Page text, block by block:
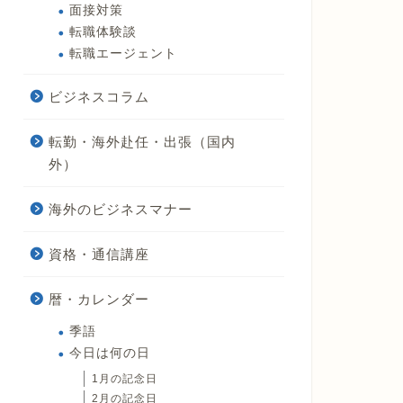
面接対策
転職体験談
転職エージェント
ビジネスコラム
転勤・海外赴任・出張（国内
外）
海外のビジネスマナー
資格・通信講座
暦・カレンダー
季語
今日は何の日
1月の記念日
2月の記念日